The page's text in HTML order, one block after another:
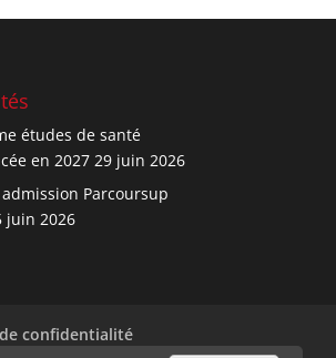
études de santé
en 2027 29 juin 2026
admission Parcoursup
juin 2026
confidentialité